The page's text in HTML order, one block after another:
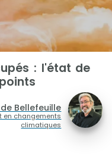
: l'état de
Bellefeuille
en changements
climatiques